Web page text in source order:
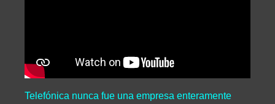
Telefónica nunca fue una empresa enteramente